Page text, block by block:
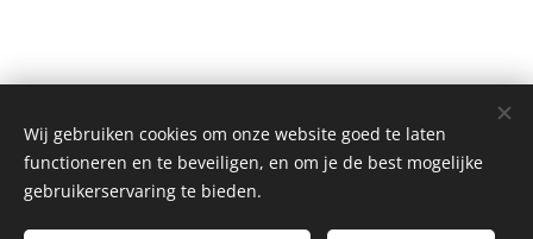
Wij gebruiken cookies om onze website goed te laten
functioneren en te beveiligen, en om je de best mogelijke
gebruikerservaring te bieden.